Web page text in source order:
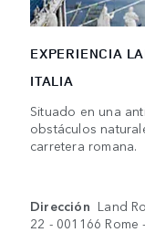
EXPERIENCIA
ITALIA
Situado en una
obstáculos
carretera romana.
Dirección Land
22 - 001166